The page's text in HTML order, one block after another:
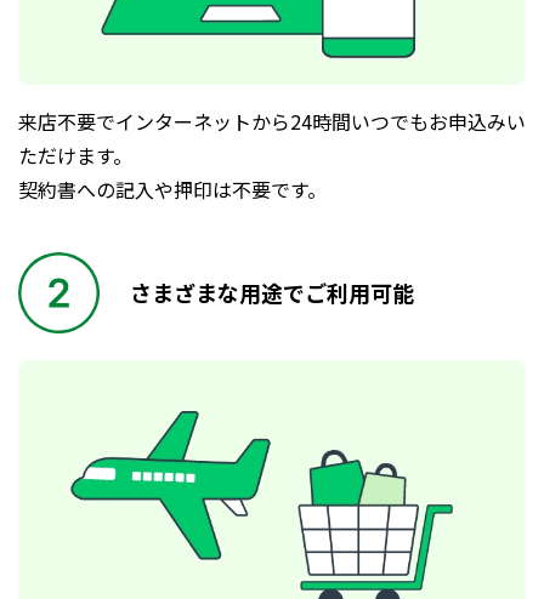
来店不要でインターネットから24時間いつでもお申込みい
ただけます。
契約書への記入や押印は不要です。
さまざまな用途でご利用可能